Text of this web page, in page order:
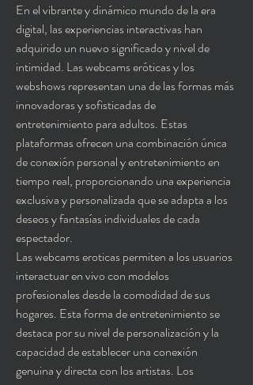
En el vibrante y dinámico mundo de la era
digital, las experiencias interactivas han
adquirido un nuevo significado y nivel de
intimidad. Las webcams eróticas y los
webshows representan una de las formas más
innovadoras y sofisticadas de
entretenimiento para adultos. Estas
plataformas ofrecen una combinación única
de conexión personal y entretenimiento en
tiempo real, proporcionando una experiencia
exclusiva y personalizada que se adapta a los
deseos y fantasías individuales de cada
espectador.
Las webcams eroticas permiten a los usuarios
interactuar en vivo con modelos
profesionales desde la comodidad de sus
hogares. Esta forma de entretenimiento se
destaca por su nivel de personalización y la
capacidad de establecer una conexión
genuina y directa con los artistas. Los